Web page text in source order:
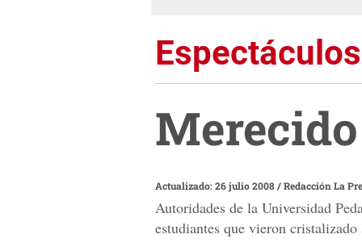
Espectáculos
Actualizado: 26 julio 2008/Redacción La
Autoridades de la Universidad
estudiantes que vieron cristalizado